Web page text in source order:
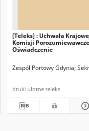
NSZZ
[Teleks] : Uchwała
Komisji
Oświadczenie
Zespół Portowy Gdynia
druki ulotne teleks